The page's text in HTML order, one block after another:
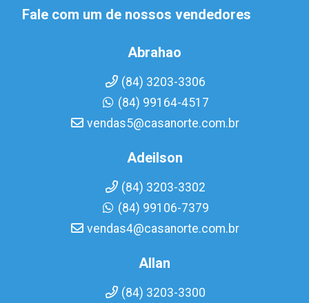
Fale com um de nossos vendedores
Abrahao
(84) 3203-3306
(84) 99164-4517
vendas5@casanorte.com.br
Adeilson
(84) 3203-3302
(84) 99106-7379
vendas4@casanorte.com.br
Allan
(84) 3203-3300